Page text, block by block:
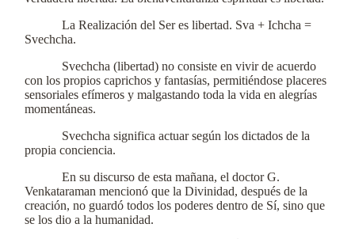
La Realización del Ser es libertad. Sva + Ichcha =
Svechcha.
Svechcha (libertad) no consiste en vivir de acuerdo
con los propios caprichos y fantasías, permitiéndose placeres
sensoriales efímeros y malgastando toda la vida en alegrías
momentáneas.
Svechcha significa actuar según los dictados de la
propia conciencia.
En su discurso de esta mañana, el doctor G.
Venkataraman mencionó que la Divinidad, después de la
creación, no guardó todos los poderes dentro de Sí, sino que
se los dio a la humanidad.